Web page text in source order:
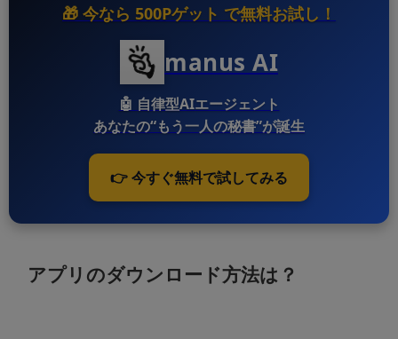
🎁 今なら 500Pゲット で無料お試し！
manus AI
🤖 自律型AIエージェント
あなたの“もう一人の秘書”が誕生
👉 今すぐ無料で試してみる
アプリのダウンロード方法は？